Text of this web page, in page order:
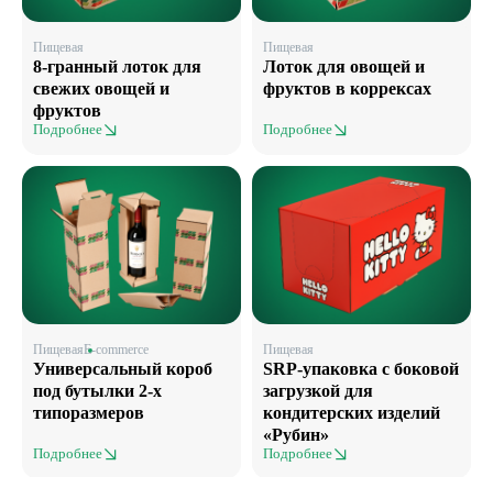
Пищевая
8-гранный лоток для
свежих овощей и
фруктов
Подробнее
Пищевая
Лоток для овощей и
фруктов в коррексах
Подробнее
ПищеваяE-commerce
Универсальный короб
под бутылки 2-х
типоразмеров
Подробнее
Пищевая
SRP-упаковка с боковой
загрузкой для
кондитерских изделий
«Рубин»
Подробнее